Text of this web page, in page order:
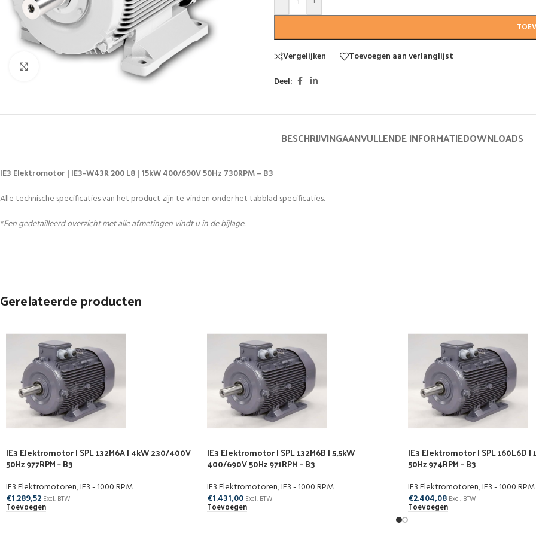
Vergelijken
Toevoegen aan verlanglijst
Deel:
BESCHRIJVINGAANVULLENDE INFORMATIEDOWNLOADS
IE3 Elektromotor | IE3-W43R 200 L8 | 15kW 400/690V 50Hz 730RPM – B3
Alle technische specificaties van het product zijn te vinden onder het tabblad specificaties.
*Een gedetailleerd overzicht met alle afmetingen vindt u in de bijlage.
Gerelateerde producten
IE3 Elektromotor | SPL 132M6A | 4kW 230/400V
50Hz 977RPM – B3
IE3 Elektromotoren,IE3 - 1000 RPM
€1.289,52 Excl. BTW
Toevoegen
IE3 Elektromotor | SPL 132M6B | 5,5kW
400/690V 50Hz 971RPM – B3
IE3 Elektromotoren,IE3 - 1000 RPM
€1.431,00 Excl. BTW
Toevoegen
IE3 Elektromotor | SPL 160L6D |
50Hz 974RPM – B3
IE3 Elektromotoren,IE3 - 1000 RPM
€2.404,08 Excl. BTW
Toevoegen